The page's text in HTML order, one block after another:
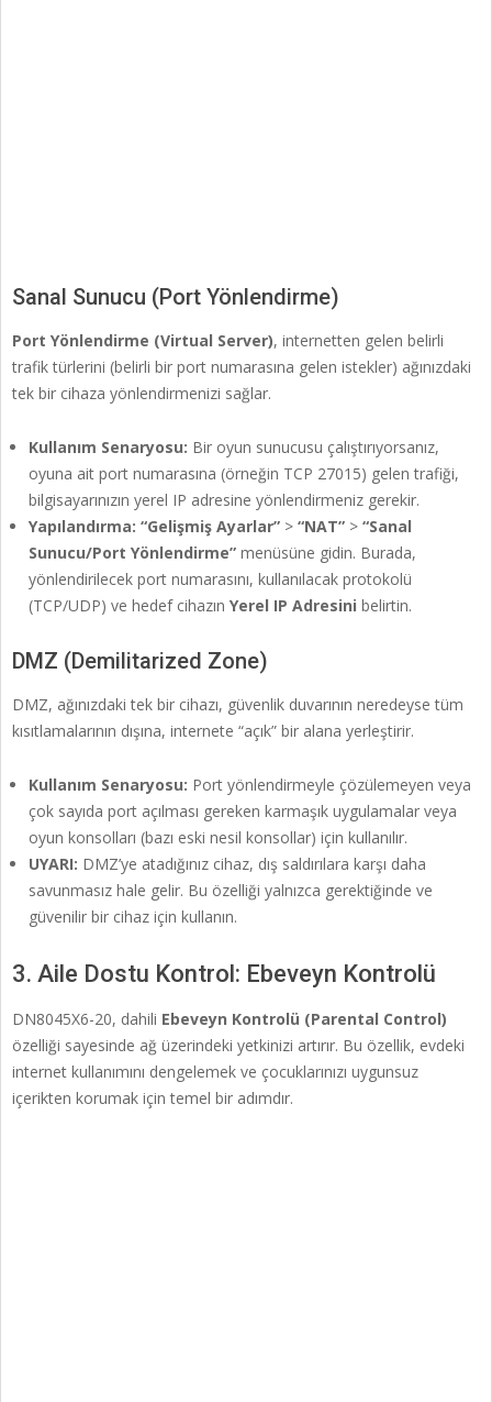
Sanal Sunucu (Port Yönlendirme)
Port Yönlendirme (Virtual Server), internetten gelen belirli
trafik türlerini (belirli bir port numarasına gelen istekler) ağınızdaki
tek bir cihaza yönlendirmenizi sağlar.
Kullanım Senaryosu: Bir oyun sunucusu çalıştırıyorsanız,
oyuna ait port numarasına (örneğin TCP 27015) gelen trafiği,
bilgisayarınızın yerel IP adresine yönlendirmeniz gerekir.
Yapılandırma: “Gelişmiş Ayarlar” > “NAT” > “Sanal
Sunucu/Port Yönlendirme” menüsüne gidin. Burada,
yönlendirilecek port numarasını, kullanılacak protokolü
(TCP/UDP) ve hedef cihazın Yerel IP Adresini belirtin.
DMZ (Demilitarized Zone)
DMZ, ağınızdaki tek bir cihazı, güvenlik duvarının neredeyse tüm
kısıtlamalarının dışına, internete “açık” bir alana yerleştirir.
Kullanım Senaryosu: Port yönlendirmeyle çözülemeyen veya
çok sayıda port açılması gereken karmaşık uygulamalar veya
oyun konsolları (bazı eski nesil konsollar) için kullanılır.
UYARI: DMZ’ye atadığınız cihaz, dış saldırılara karşı daha
savunmasız hale gelir. Bu özelliği yalnızca gerektiğinde ve
güvenilir bir cihaz için kullanın.
3. Aile Dostu Kontrol: Ebeveyn Kontrolü
DN8045X6-20, dahili Ebeveyn Kontrolü (Parental Control)
özelliği sayesinde ağ üzerindeki yetkinizi artırır. Bu özellik, evdeki
internet kullanımını dengelemek ve çocuklarınızı uygunsuz
içerikten korumak için temel bir adımdır.